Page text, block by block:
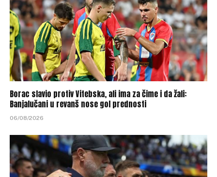
Borac slavio protiv Vitebska, ali ima za čime i da žali:
Banjalučani u revanš nose gol prednosti
06/08/2026